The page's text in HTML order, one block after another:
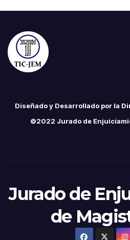
Diseñado y Desarrollado por la
©2022 Jurado de
Jurado de
de